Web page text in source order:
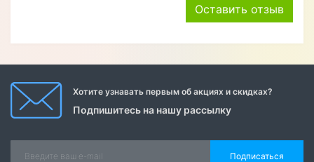
Оставить отзыв
Хотите узнавать первым об акциях и скидках?
Подпишитесь на нашу рассылку
Подписаться